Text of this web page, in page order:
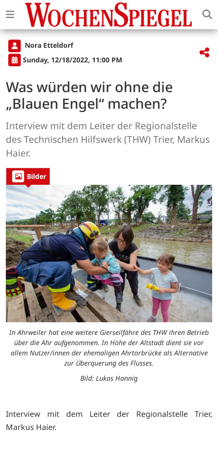
Nora Etteldorf
Sunday, 12/18/2022, 11:00 PM
Was würden wir ohne die
„Blauen Engel“ machen?
Interview mit dem Leiter der Regionalstelle
des Technischen Hilfswerk (THW) Trier, Markus
Haier.
Bilder
In Ahrweiler hat eine weitere Gierseilfähre des THW ihren Betrieb
über die Ahr aufgenommen. In Höhe der Altstadt dient sie vor
allem Nutzer/innen der ehemaligen Ahrtorbrücke als Alternative
zur Überquerung des Flusses.
Bild: Lukas Hannig
Interview mit dem Leiter der Regionalstelle Trier,
Markus Haier.